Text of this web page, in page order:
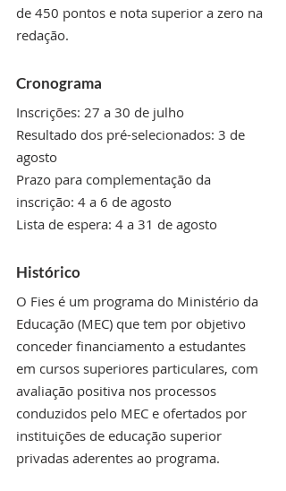
de 450 pontos e nota superior a zero na
redação.
Cronograma
Inscrições: 27 a 30 de julho
Resultado dos pré-selecionados: 3 de
agosto
Prazo para complementação da
inscrição: 4 a 6 de agosto
Lista de espera: 4 a 31 de agosto
Histórico
O Fies é um programa do Ministério da
Educação (MEC) que tem por objetivo
conceder financiamento a estudantes
em cursos superiores particulares, com
avaliação positiva nos processos
conduzidos pelo MEC e ofertados por
instituições de educação superior
privadas aderentes ao programa.